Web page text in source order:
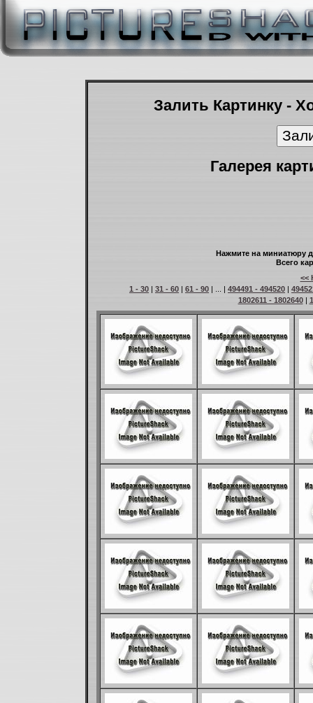
Залить Картинку -
Галерея
Нажмите на миниатюру
Всего
<<
1 - 30 | 31 - 60 | 61 - 90 | ... | 494491 - 494520 |
1802611 - 1802640|